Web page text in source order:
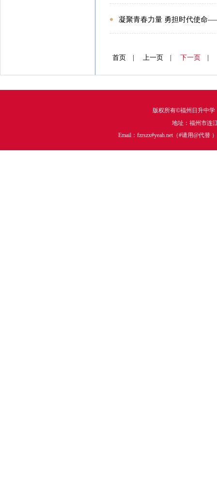
凝聚青春力量 勇担时代使命
首页 | 上一页 | 下一页
版权所有©福州日升中
地址：福州市连
Email：fzrszx#yeah.net（#请用@代替